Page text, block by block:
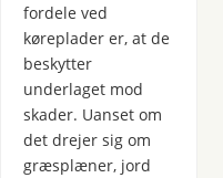
fordele ved
køreplader er, at de
beskytter
underlaget mod
skader. Uanset om
det drejer sig om
græsplæner, jord